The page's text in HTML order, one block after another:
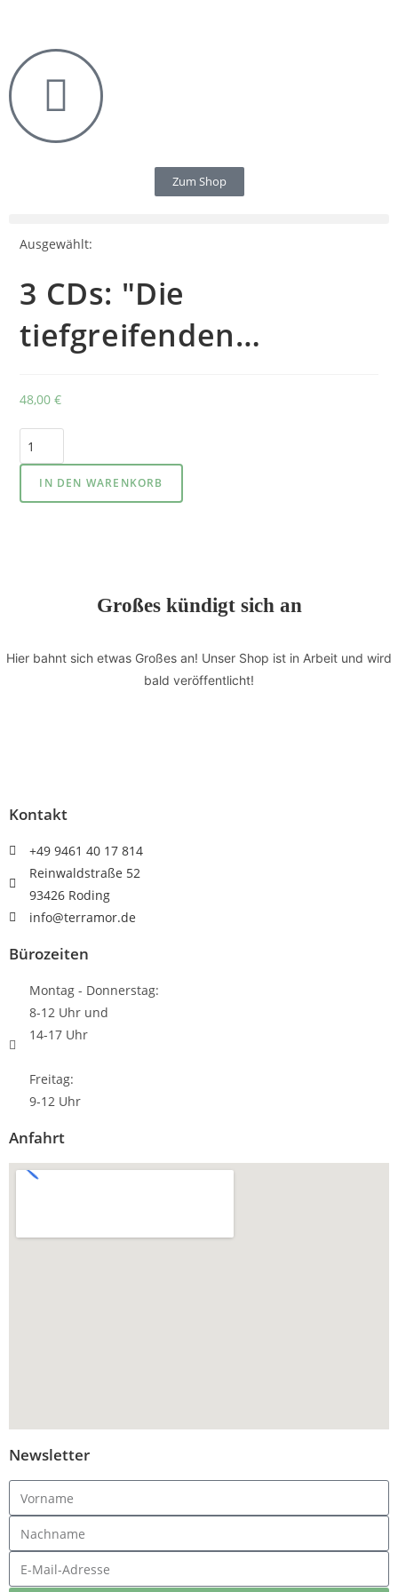
Zum Shop
Ausgewählt:
3 CDs: "Die
tiefgreifenden…
48,00€
IN DEN WARENKORB
Großes kündigt sich an
Hier bahnt sich etwas Großes an! Unser Shop ist in Arbeit und wird
bald veröffentlicht!
Kontakt
+49 9461 40 17 814
Reinwaldstraße 52
93426 Roding
info@terramor.de
Bürozeiten
Montag - Donnerstag:
8-12 Uhr und
14-17 Uhr
Freitag:
9-12 Uhr
Anfahrt
Newsletter